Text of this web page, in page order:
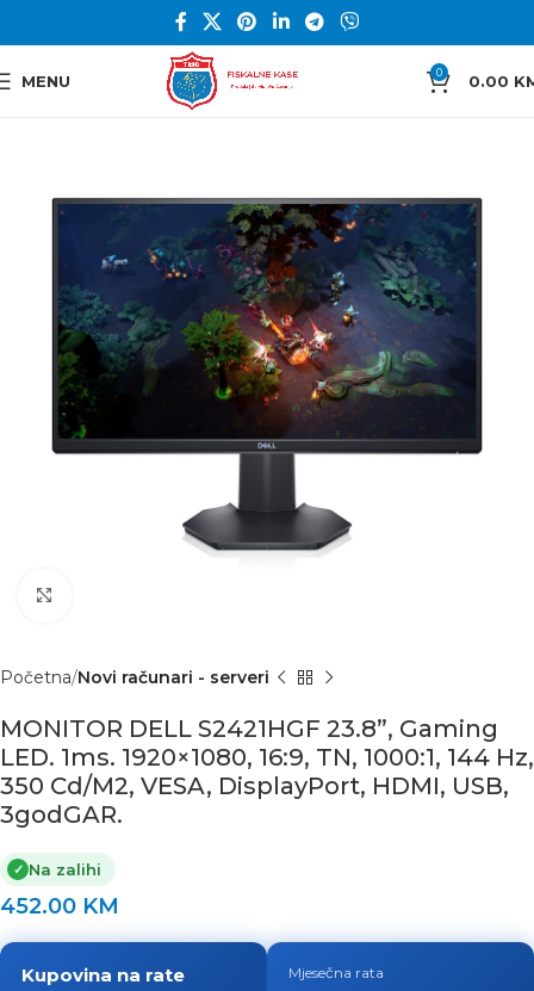
MENU 0 0.00
Početna Novi računari - serveri
MONITOR DELL S2421HGF 23.8”, Gaming
LED. 1ms. 1920×1080, 16:9, TN, 1000:1, 144 Hz,
350 Cd/M2, VESA, DisplayPort, HDMI, USB,
3godGAR.
✓ Na zalihi
452.00 KM
Kupovina na rate Mjesečna rata